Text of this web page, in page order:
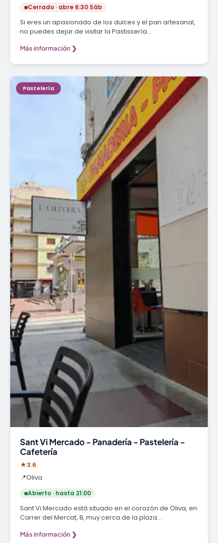
Cerrado · abre 6:30 Sáb
Si eres un apasionado de los dulces y el pan artesanal,
no puedes dejar de visitar la Pastissería…
Más información ❯
Pastelería
Sant Vi Mercado - Panadería - Pastelería -
Cafetería
★3.6
📍Oliva
Abierto · hasta 21:00
Sant Vi Mercado está situado en el corazón de Oliva, en
Carrer del Mercat, 8, muy cerca de la plaza…
Más información ❯